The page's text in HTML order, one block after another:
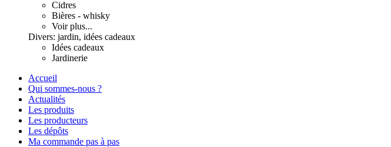
Cidres
Bières - whisky
Voir plus...
Divers: jardin, idées cadeaux
Idées cadeaux
Jardinerie
Accueil
Qui sommes-nous ?
Actualités
Les produits
Les producteurs
Les dépôts
Ma commande pas à pas